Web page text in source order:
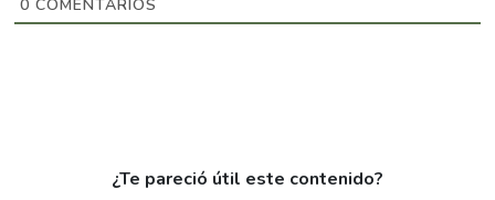
0 COMENTARIOS
¿Te pareció útil este contenido?